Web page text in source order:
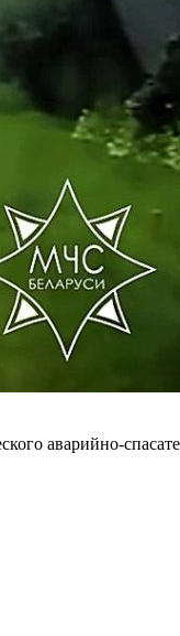
аварийно-